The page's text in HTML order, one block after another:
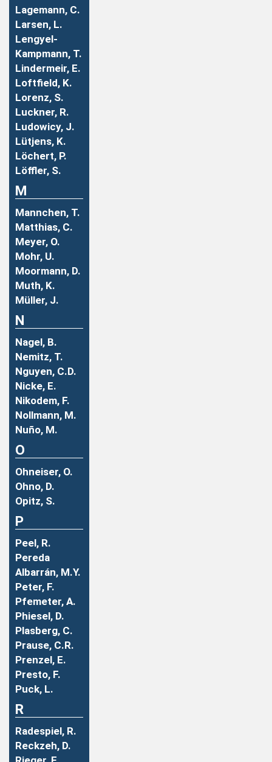
Lagemann, C.
Larsen, L.
Lengyel-
Kampmann, T.
Lindermeir, E.
Loftfield, K.
Lorenz, S.
Luckner, R.
Ludowicy, J.
Lütjens, K.
Löchert, P.
Löffler, S.
M
Mannchen, T.
Matthias, C.
Meyer, O.
Mohr, U.
Moormann, D.
Muth, K.
Müller, J.
N
Nagel, B.
Nemitz, T.
Nguyen, C.D.
Nicke, E.
Nikodem, F.
Nollmann, M.
Nuño, M.
O
Ohneiser, O.
Ohno, D.
Opitz, S.
P
Peel, R.
Pereda
Albarrán, M.Y.
Peter, F.
Pfemeter, A.
Phiesel, D.
Plasberg, C.
Prause, C.R.
Prenzel, E.
Presto, F.
Puck, L.
R
Radespiel, R.
Reckzeh, D.